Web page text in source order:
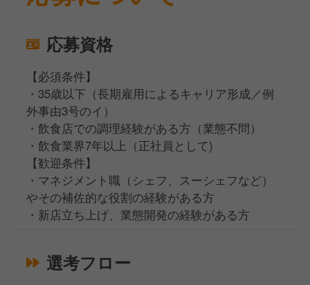
応募資格
【必須条件】
・35歳以下（長期雇用によるキャリア形成／例
外事由3号のイ）
・飲食店での調理経験がある方（業態不問）
・飲食業界7年以上（正社員として)
【歓迎条件】
・マネジメント職（シェフ、スーシェフなど）
やその補佐的な役割の経験がある方
・新店立ち上げ、業態開発の経験がある方
選考フロー